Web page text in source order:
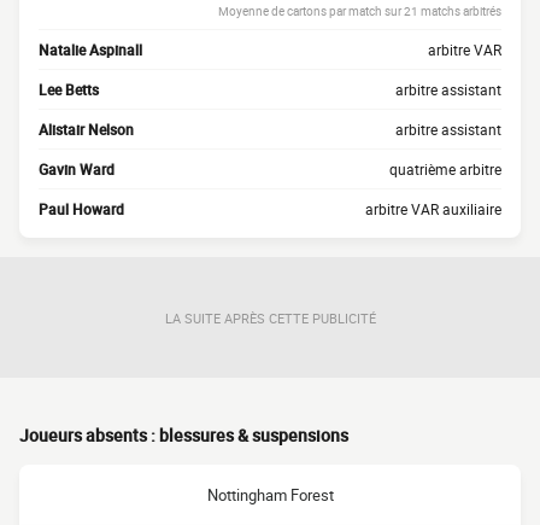
Moyenne de cartons par match sur 21 matchs arbitrés
Natalie Aspinall arbitre VAR
Lee Betts arbitre assistant
Alistair Nelson arbitre assistant
Gavin Ward quatrième arbitre
Paul Howard arbitre VAR auxiliaire
LA SUITE APRÈS CETTE PUBLICITÉ
Joueurs absents : blessures & suspensions
Nottingham Forest